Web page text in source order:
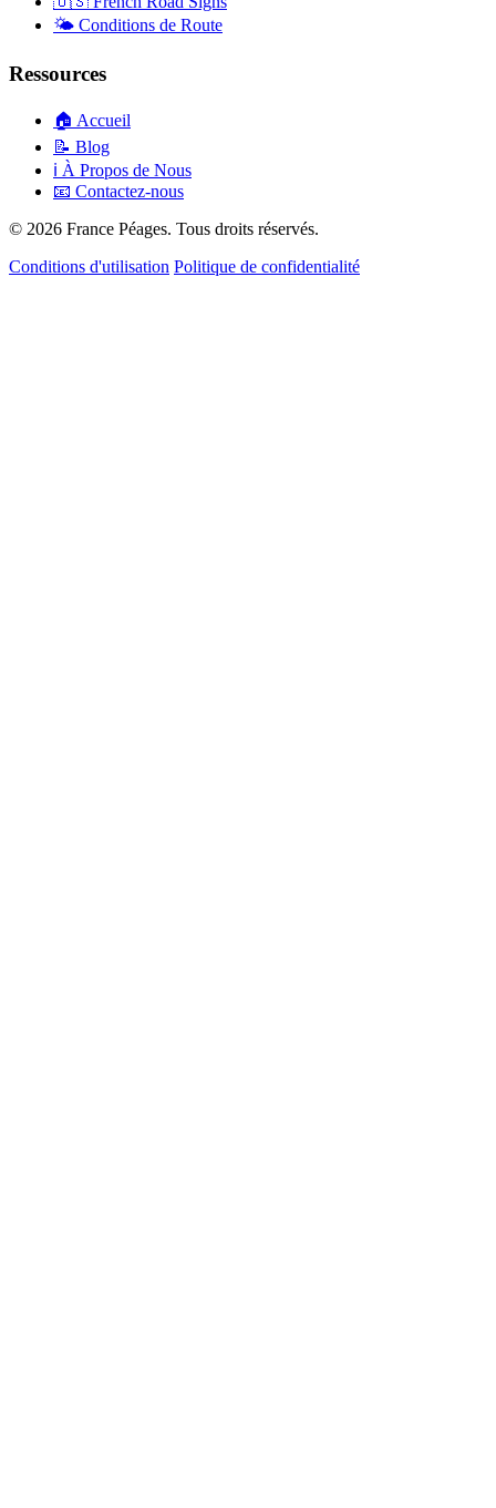
🌤️ Conditions de Route
Ressources
🏠 Accueil
📝 Blog
ℹ️ À Propos de Nous
📧 Contactez-nous
© 2026 France Péages. Tous droits réservés.
Conditions d'utilisation Politique de confidentialité